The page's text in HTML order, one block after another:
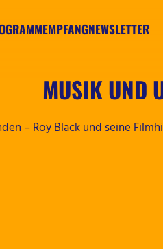
EMPFANGNEWSLETTER
MUSIK UND
– Roy Black und seine